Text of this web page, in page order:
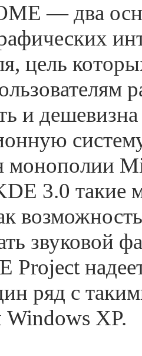
— два
цель
и
монополии
3.0 такие
звуковой
Project
ряд с
XP.